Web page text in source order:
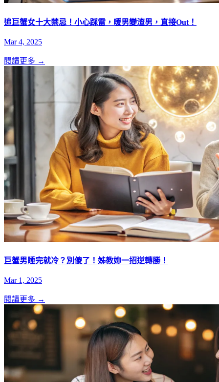
追巨蟹女十大禁忌！小心踩雷，暖男變渣男，直接Out！
Mar 4, 2025
閱讀更多 →
巨蟹男睡完就冷？別傻了！姊教妳一招逆轉勝！
Mar 1, 2025
閱讀更多 →